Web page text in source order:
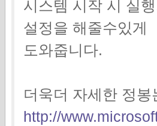
시스템 시작 시 실
설정을 해줄수있게
도와줍니다.
더욱더 자세한 정
http://